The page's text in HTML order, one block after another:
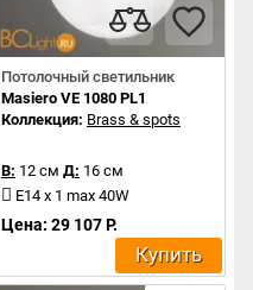
Потолочный светильник
Masiero VE 1080 PL1
Коллекция: Brass & spots
В: 12 см Д: 16 см
E14 x 1 max 40W
Цена: 29 107 Р.
Купить